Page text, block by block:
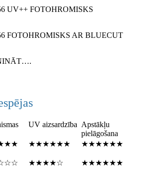
UV++ FOTOHROMISKS
FOTOHROMISKS AR BLUECUT
UV aizsardzība Apstākļu
pielāgošana
★★★★★★ ★★★★★★
★★★★☆ ★★★★★★